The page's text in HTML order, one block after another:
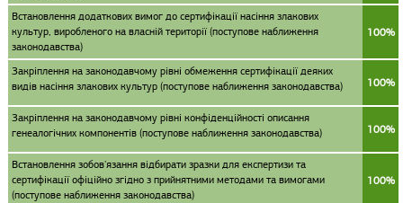
Встановлення додаткових вимог до сертифікації насіння злакових
культур, виробленого на власній території (поступове наближення
законодавства)
100%
Закріплення на законодавчому рівні обмеження сертифікації деяких
видів насіння злакових культур (поступове наближення законодавства)
100%
Закріплення на законодавчому рівні конфіденційності описання
генеалогічних компонентів (поступове наближення законодавства)
100%
Встановлення зобов'язання відбирати зразки для експертизи та
сертифікації офіційно згідно з прийнятними методами та вимогами
(поступове наближення законодавства)
100%